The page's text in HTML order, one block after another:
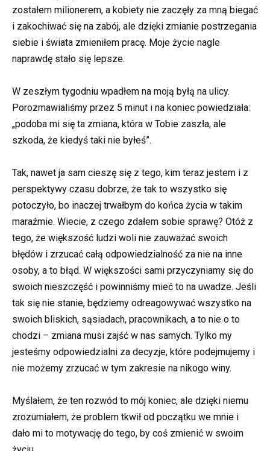
zostałem milionerem, a kobiety nie zaczęły za mną biegać
i zakochiwać się na zabój, ale dzięki zmianie postrzegania
siebie i świata zmieniłem pracę. Moje życie nagle
naprawdę stało się lepsze.
W zeszłym tygodniu wpadłem na moją byłą na ulicy.
Porozmawialiśmy przez 5 minut i na koniec powiedziała:
„podoba mi się ta zmiana, która w Tobie zaszła, ale
szkoda, że kiedyś taki nie byłeś”.
Tak, nawet ja sam cieszę się z tego, kim teraz jestem i z
perspektywy czasu dobrze, że tak to wszystko się
potoczyło, bo inaczej trwałbym do końca życia w takim
maraźmie. Wiecie, z czego zdałem sobie sprawę? Otóż z
tego, że większość ludzi woli nie zauważać swoich
błędów i zrzucać całą odpowiedzialność za nie na inne
osoby, a to błąd. W większości sami przyczyniamy się do
swoich nieszczęść i powinniśmy mieć to na uwadze. Jeśli
tak się nie stanie, będziemy odreagowywać wszystko na
swoich bliskich, sąsiadach, pracownikach, a to nie o to
chodzi – zmiana musi zajść w nas samych. Tylko my
jesteśmy odpowiedzialni za decyzje, które podejmujemy i
nie możemy zrzucać w tym zakresie na nikogo winy.
Myślałem, że ten rozwód to mój koniec, ale dzięki niemu
zrozumiałem, że problem tkwił od początku we mnie i
dało mi to motywację do tego, by coś zmienić w swoim